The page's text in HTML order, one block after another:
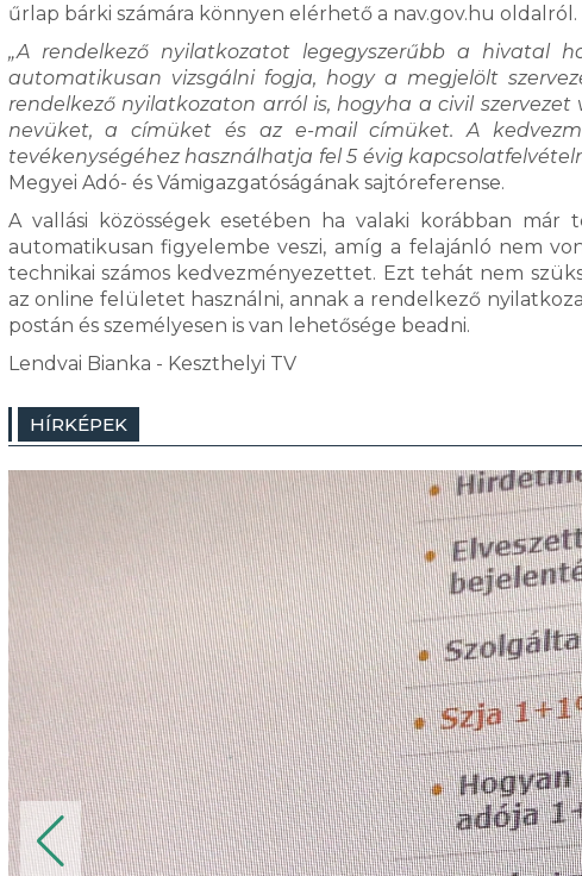
űrlap bárki számára könnyen elérhető a nav.gov.hu oldalról.
„A rendelkező nyilatkozatot legegyszerűbb a hivatal
automatikusan vizsgálni fogja, hogy a megjelölt
rendelkező nyilatkozaton arról is, hogyha a civil
nevüket, a címüket és az e-mail címüket. A
tevékenységéhez használhatja fel 5 évig
Megyei Adó- és Vámigazgatóságának sajtóreferense.
A vallási közösségek esetében ha valaki korábban
automatikusan figyelembe veszi, amíg a felajánló nem
technikai számos kedvezményezettet. Ezt tehát nem
az online felületet használni, annak a rendelkező
postán és személyesen is van lehetősége beadni.
Lendvai Bianka - Keszthelyi TV
HÍRKÉPEK